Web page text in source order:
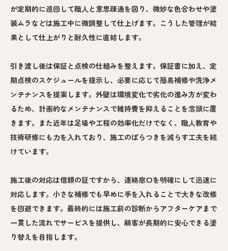
が定期的に巡回して職人と意思疎通を図り、微妙な色合わせや塗
装ムラなどは施工中に微調整して仕上げます。こうした管理が結
果として仕上がりと耐久性に直結します。
引き渡し後は保証と点検の仕組みを整えます。保証書に加え、定
期点検のスケジュールを提示し、必要に応じて簡易補修や洗浄メ
ンテナンスを提案します。外壁は環境変化で劣化の進み方が変わ
るため、計画的なメンテナンスで維持費を抑えることを念頭に置
きます。また近年は足場や工程の効率化だけでなく、職人教育や
技術研修にも力を入れており、施工のばらつきを減らす工夫を続
けています。
施工後の対応は信頼の証ですから、連絡窓口を明確にして迅速に
対応します。小さな補修でも早めに手を入れることで大きな改修
を回避できます。最終的には施工前の診断からアフターケアまで
一貫した流れでサービスを提供し、顧客が長期的に安心できる塗
り替えを目指します。